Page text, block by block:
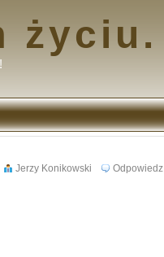
życiu.
Jerzy Konikowski Odpowiedz